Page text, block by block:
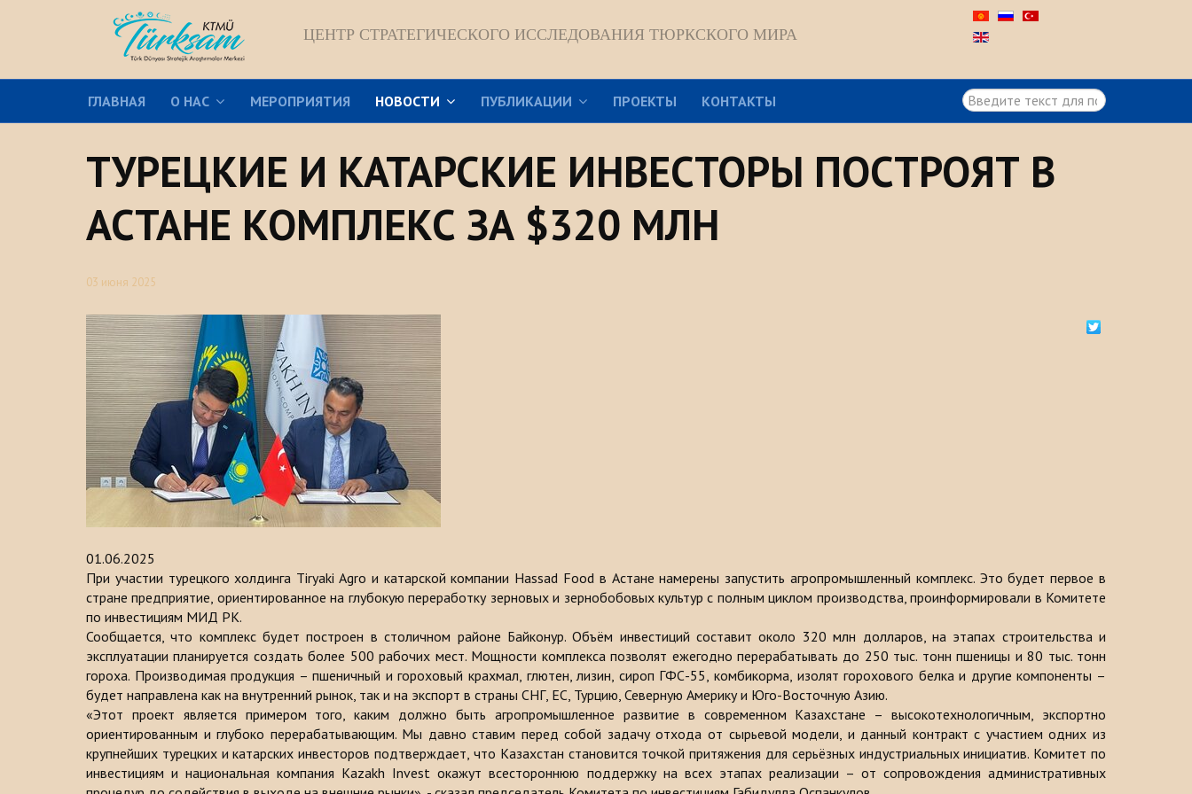
ЦЕНТР СТРАТЕГИЧЕСКОГО ИССЛЕДОВАНИЯ ТЮРКСКОГО МИРА
Искать...
ГЛАВНАЯ О НАС МЕРОПРИЯТИЯ НОВОСТИ ПУБЛИКАЦИИ ПРОЕКТЫ КОНТАКТЫ
ТУРЕЦКИЕ И КАТАРСКИЕ ИНВЕСТОРЫ ПОСТРОЯТ В
АСТАНЕ КОМПЛЕКС ЗА $320 МЛН
03 июня 2025
01.06.2025
При участии турецкого холдинга Tiryaki Agro и катарской компании Hassad Food в Астане намерены запустить агропромышленный комплекс. Это будет первое в
стране предприятие, ориентированное на глубокую переработку зерновых и зернобобовых культур с полным циклом производства, проинформировали в Комитете
по инвестициям МИД РК.
Сообщается, что комплекс будет построен в столичном районе Байконур. Объём инвестиций составит около 320 млн долларов, на этапах строительства и
эксплуатации планируется создать более 500 рабочих мест. Мощности комплекса позволят ежегодно перерабатывать до 250 тыс. тонн пшеницы и 80 тыс. тонн
гороха. Производимая продукция – пшеничный и гороховый крахмал, глютен, лизин, сироп ГФС-55, комбикорма, изолят горохового белка и другие компоненты –
будет направлена как на внутренний рынок, так и на экспорт в страны СНГ, ЕС, Турцию, Северную Америку и Юго-Восточную Азию.
«Этот проект является примером того, каким должно быть агропромышленное развитие в современном Казахстане – высокотехнологичным, экспортно
ориентированным и глубоко перерабатывающим. Мы давно ставим перед собой задачу отхода от сырьевой модели, и данный контракт с участием одних из
крупнейших турецких и катарских инвесторов подтверждает, что Казахстан становится точкой притяжения для серьёзных индустриальных инициатив. Комитет по
инвестициям и национальная компания Kazakh Invest окажут всестороннюю поддержку на всех этапах реализации – от сопровождения административных